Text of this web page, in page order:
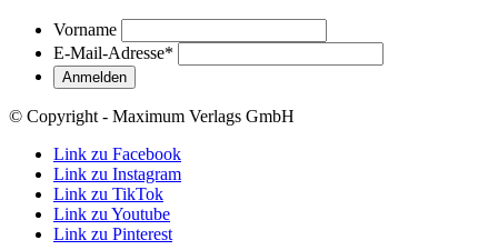
Vorname
E-Mail-Adresse*
© Copyright - Maximum Verlags GmbH
Link zu Facebook
Link zu Instagram
Link zu TikTok
Link zu Youtube
Link zu Pinterest